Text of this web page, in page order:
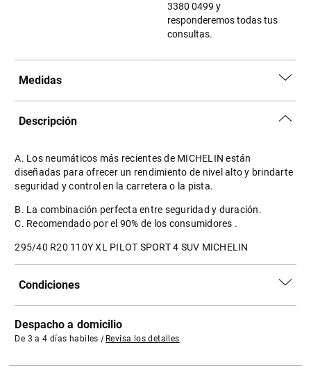
3380 0499 y
responderemos todas tus
consultas.
Medidas
Descripción
A. Los neumáticos más recientes de MICHELIN están
diseñadas para ofrecer un rendimiento de nivel alto y brindarte
seguridad y control en la carretera o la pista.
B. La combinación perfecta entre seguridad y duración.
C. Recomendado por el 90% de los consumidores .
295/40 R20 110Y XL PILOT SPORT 4 SUV MICHELIN
Condiciones
Despacho a domicilio
De 3 a 4 días habiles | Revisa los detalles